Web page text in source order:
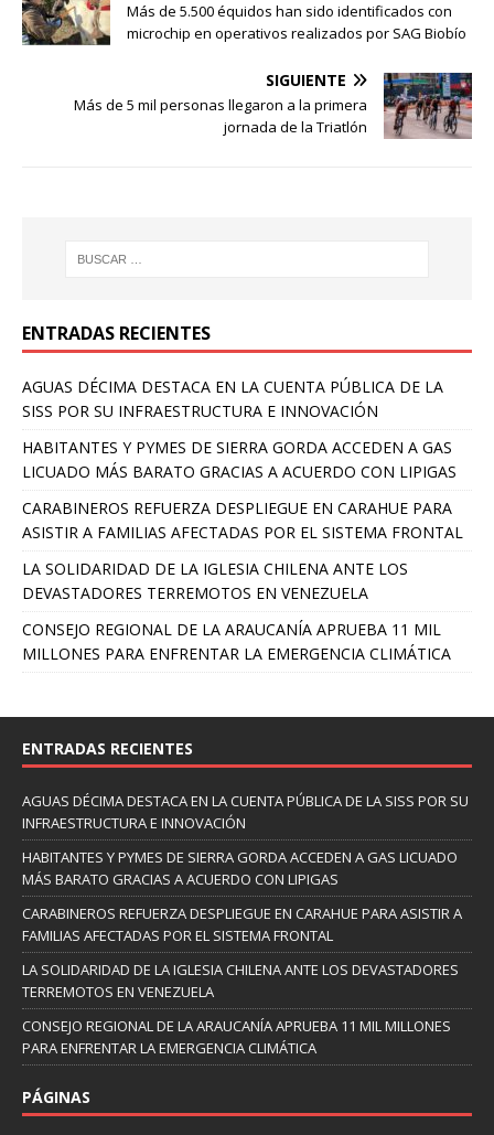
Más de 5.500 équidos han sido identificados con
microchip en operativos realizados por SAG Biobío
SIGUIENTE
Más de 5 mil personas llegaron a la primera
jornada de la Triatlón
ENTRADAS RECIENTES
AGUAS DÉCIMA DESTACA EN LA CUENTA PÚBLICA DE LA
SISS POR SU INFRAESTRUCTURA E INNOVACIÓN
HABITANTES Y PYMES DE SIERRA GORDA ACCEDEN A GAS
LICUADO MÁS BARATO GRACIAS A ACUERDO CON LIPIGAS
CARABINEROS REFUERZA DESPLIEGUE EN CARAHUE PARA
ASISTIR A FAMILIAS AFECTADAS POR EL SISTEMA FRONTAL
LA SOLIDARIDAD DE LA IGLESIA CHILENA ANTE LOS
DEVASTADORES TERREMOTOS EN VENEZUELA
CONSEJO REGIONAL DE LA ARAUCANÍA APRUEBA 11 MIL
MILLONES PARA ENFRENTAR LA EMERGENCIA CLIMÁTICA
ENTRADAS RECIENTES
AGUAS DÉCIMA DESTACA EN LA CUENTA PÚBLICA DE LA SISS POR SU
INFRAESTRUCTURA E INNOVACIÓN
HABITANTES Y PYMES DE SIERRA GORDA ACCEDEN A GAS LICUADO
MÁS BARATO GRACIAS A ACUERDO CON LIPIGAS
CARABINEROS REFUERZA DESPLIEGUE EN CARAHUE PARA ASISTIR A
FAMILIAS AFECTADAS POR EL SISTEMA FRONTAL
LA SOLIDARIDAD DE LA IGLESIA CHILENA ANTE LOS DEVASTADORES
TERREMOTOS EN VENEZUELA
CONSEJO REGIONAL DE LA ARAUCANÍA APRUEBA 11 MIL MILLONES
PARA ENFRENTAR LA EMERGENCIA CLIMÁTICA
PÁGINAS